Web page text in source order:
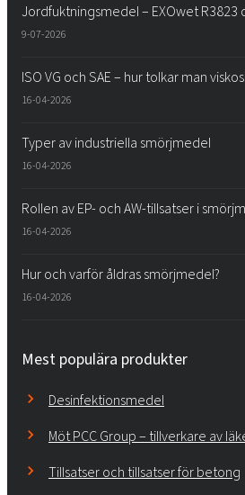
Jordfuktningsmedel – EXOwet R3823
9-07-2026
ISO VG och SAE – hur tolkar man
16-04-2026
Typer av industriella smörjmedel
16-04-2026
Rollen av EP- och AW-tillsatser i
16-04-2026
Hur och varför åldras smörjmedel?
16-04-2026
Mest populära produkter
Desinfektionsmedel
Möt PCC Group – tillverkare av
Tillsatser och tillsatser för betong